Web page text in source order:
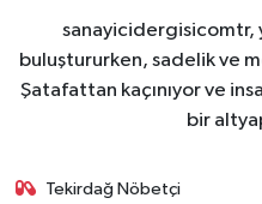
sanayicidergisicomtr,
buluştururken, sadelik ve
Şatafattan kaçınıyor ve
bir
Tekirdağ Nöbetçi